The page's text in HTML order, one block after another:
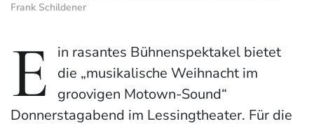
Frank Schildener
E
in rasantes Bühnenspektakel bietet
die „musikalische Weihnacht im
groovigen Motown-Sound“
Donnerstagabend im Lessingtheater. Für die